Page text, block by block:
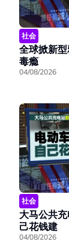
社会
全球掀新
毒瘾
04/08/2026
社会
大马公共
己花钱建
04/08/2026